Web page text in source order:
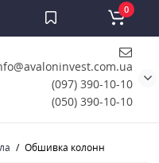
(097) 390-10-10
(050) 390-10-10
0
Обшивка колонн